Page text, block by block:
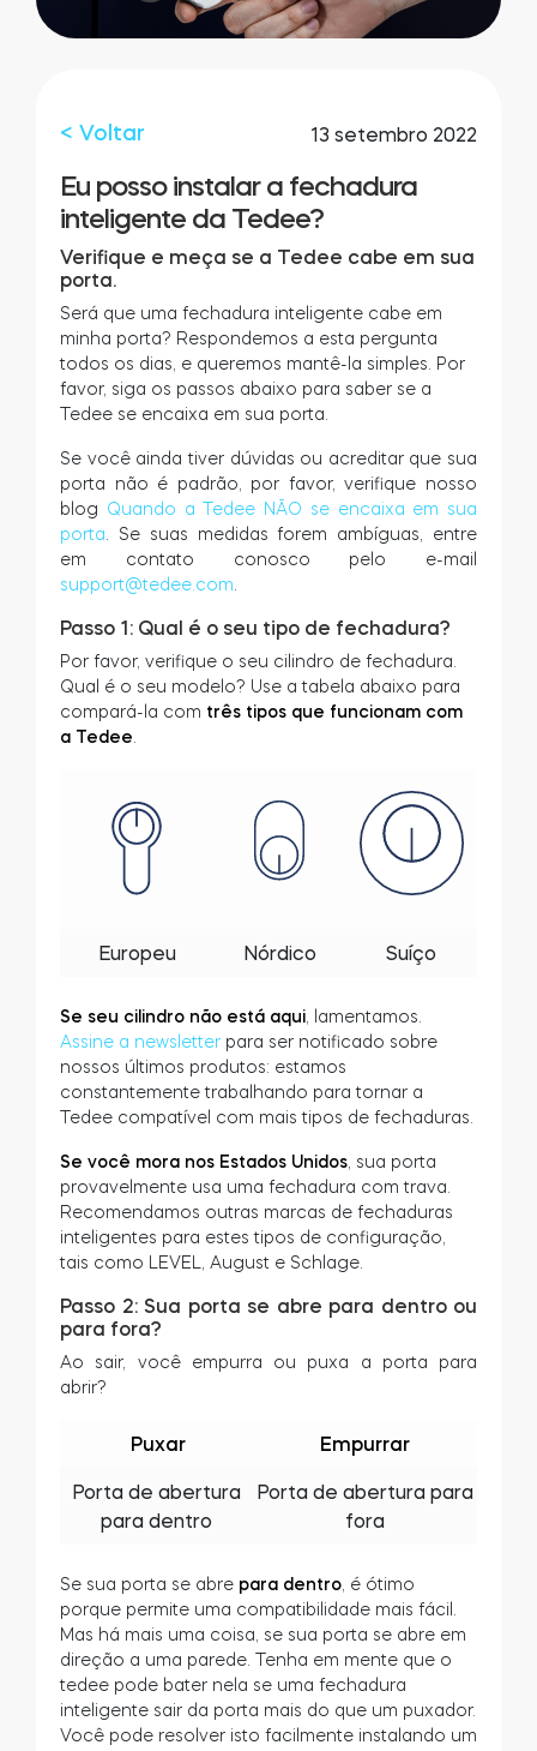
Tedee Bridge
Cilindros
Adaptadores
Acesso à casa
Tedee Keypad PRO
Tedee GO2
LOCALIZADOR DE LOJAS
LOGIN
< Voltar 13 setembro 2022
Eu posso instalar a fechadura
inteligente da Tedee?
Verifique e meça se a Tedee cabe em sua
porta.
Será que uma fechadura inteligente cabe em
minha porta? Respondemos a esta pergunta
todos os dias, e queremos mantê-la simples. Por
favor, siga os passos abaixo para saber se a
Tedee se encaixa em sua porta.
Se você ainda tiver dúvidas ou acreditar que sua
porta não é padrão, por favor, verifique nosso
blog Quando a Tedee NÃO se encaixa em sua
porta . Se suas medidas forem ambíguas, entre
em contato conosco pelo e-mail
support@tedee.com
Passo 1: Qual é o seu tipo de fechadura?
Por favor, verifique o seu cilindro de fechadura.
Qual é o seu modelo? Use a tabela abaixo para
compará-la com três tipos que funcionam com
a Tedee
Europeu Nórdico Suíço
Se seu cilindro não está aqui , lamentamos.
Assine a newsletter para ser notificado sobre
nossos últimos produtos: estamos
constantemente trabalhando para tornar a
Tedee compatível com mais tipos de fechaduras.
Se você mora nos Estados Unidos , sua porta
provavelmente usa uma fechadura com trava.
Recomendamos outras marcas de fechaduras
inteligentes para estes tipos de configuração,
tais como LEVEL, August e Schlage.
Passo 2: Sua porta se abre para dentro ou
para fora?
Ao sair, você empurra ou puxa a porta para
abrir?
Puxar Empurrar
Porta de abertura
para dentro
Porta de abertura para
fora
Se sua porta se abre para dentro , é ótimo
porque permite uma compatibilidade mais fácil.
Mas há mais uma coisa, se sua porta se abre em
direção a uma parede. Tenha em mente que o
tedee pode bater nela se uma fechadura
inteligente sair da porta mais do que um puxador.
Você pode resolver isto facilmente instalando um